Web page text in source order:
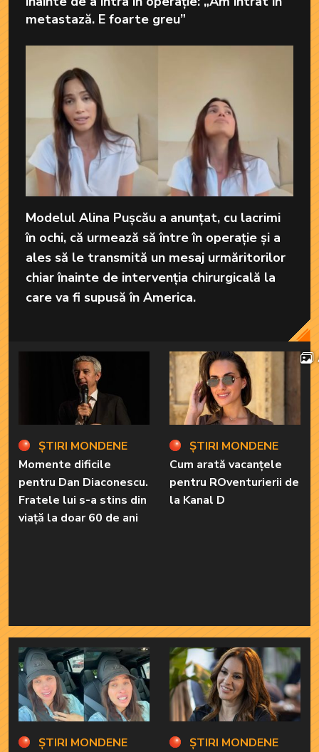
metastază. E foarte greu”
Modelul Alina Pușcău a anunțat, cu lacrimi
în ochi, că urmează să între în operație și a
ales să le transmită un mesaj urmăritorilor
chiar înainte de intervenția chirurgicală la
care va fi supusă în America.
ȘTIRI MONDENE
Momente dificile
pentru Dan Diaconescu.
Fratele lui s-a stins din
viață la doar 60 de ani
ȘTIRI MONDENE
ȘTIRI MONDENE
Cum arată vacanțele
pentru ROventurierii de
la Kanal D
ȘTIRI MONDENE